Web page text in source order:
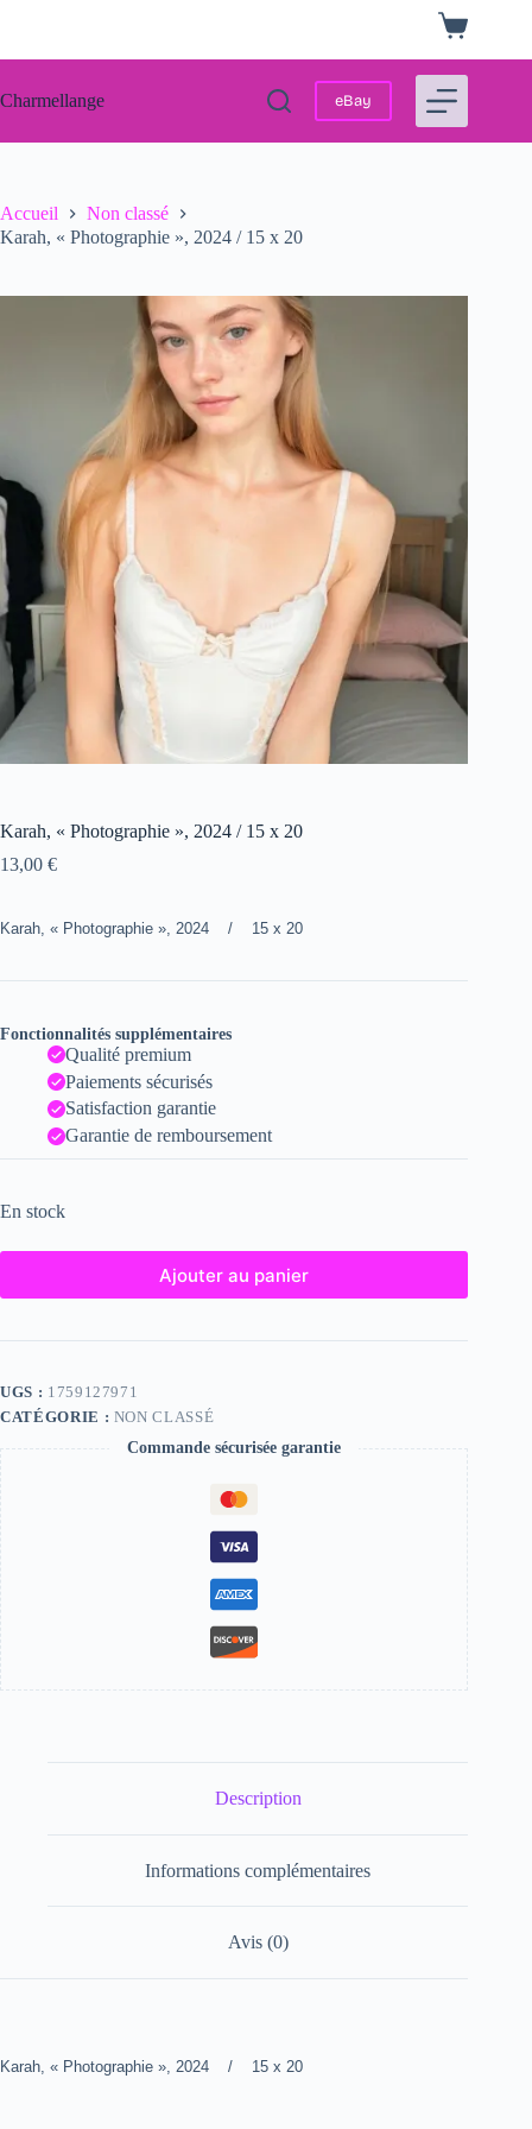
Panier
d’achat
Charmellange eBay
Accueil
Non classé
Karah, « Photographie », 2024 / 15 x 20
Karah, « Photographie », 2024 / 15 x 20
13,00 €
Karah, « Photographie », 2024 / 15 x 20
Fonctionnalités supplémentaires
Qualité premium
Paiements sécurisés
Satisfaction garantie
Garantie de remboursement
En stock
Ajouter au panier
UGS : 1759127971
CATÉGORIE : NON CLASSÉ
Commande sécurisée garantie
Description
Informations complémentaires
Avis (0)
Karah, « Photographie », 2024 / 15 x 20